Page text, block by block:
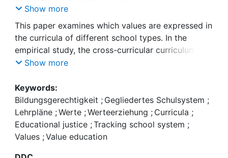
fachübergreifenden Richtlinien von vier Lehrplänen
in Bayern inhaltsanalytisch untersucht und die darin
vorfindlichen Wertespektren nach Schulart
verglichen. Die Studie knüpft an einen in den
letzten Jahrzehnten kaum empirisch bearbeiteten
Diskurs zu Werten in Lehrplänen an und ist in
wurde auf Basis der Schwartzschen Theorie der
„Basic individual values“ entwickelt. Im Ergebnis
zeigt sich, dass über alle Schularten hinweg, die
Werte der Selbstbestimmung, des Universalismus,
der Benevolenz, der Leistung und der Konformität
bedeutsam sind. Unterschiede lassen sich
Show more
This paper examines which values are expressed in
the curricula of different school types. In the
empirical study, the cross-curricular curriculum
texts of four curricula (Grundschule = primary
basic education, grades 5–10; Realschule =
secondary school, grades 5–10; Gymnasium =
secondary school, grades 5–13, preparing for
university) in Bavaria are analysed. The resulting
value spectra are compared by school type. The
Show more
Keywords:
Bildungsgerechtigkeit ; Gegliedertes Schulsystem ;
Lehrpläne ;Werte ;Werteerziehung ; Curricula ;
Educational justice ;Tracking school system ;
Values ;Value education